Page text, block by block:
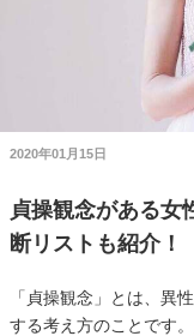
2020年01月15日
貞操観念がある女
断リストも紹介！
「貞操観念」とは、異
する考え方のことです